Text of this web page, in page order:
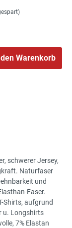
den Warenkorb
schwerer Jersey,
Naturfaser
und
Faser.
Shirts, aufgrund
u. Longshirts
7% Elastan